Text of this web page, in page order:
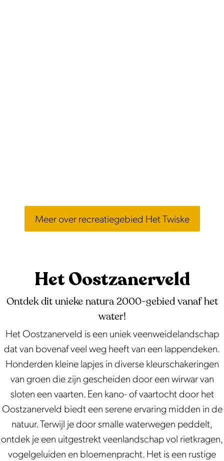
Meer over recreatiegebied Het Twiske
Het Oostzanerveld
Ontdek dit unieke natura 2000-gebied vanaf het
water!
Het Oostzanerveld is een uniek veenweidelandschap
dat van bovenaf veel weg heeft van een lappendeken.
Honderden kleine lapjes in diverse kleurschakeringen
van groen die zijn gescheiden door een wirwar van
sloten een vaarten. Een kano- of vaartocht door het
Oostzanerveld biedt een serene ervaring midden in de
natuur. Terwijl je door smalle waterwegen peddelt,
ontdek je een uitgestrekt veenlandschap vol rietkragen,
vogelgeluiden en bloemenpracht. Het is een rustige